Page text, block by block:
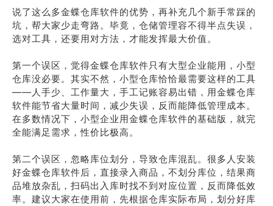
说了这么多金蝶仓库软件的优势，再补充几个新手常踩的
坑，帮大家少走弯路。毕竟，仓储管理容不得半点失误，
选对工具，还要用对方法，才能发挥最大价值。
第一个误区，觉得金蝶仓库软件只有大型企业能用，小型
仓库没必要。其实不然，小型仓库恰恰最需要这样的工具
——人手少、工作量大，手工记账容易出错，用金蝶仓库
软件能节省大量时间，减少失误，反而能降低管理成本。
在多数情况下，小型企业用金蝶仓库软件的基础版，就完
全能满足需求，性价比极高。
第二个误区，忽略库位划分，导致仓库混乱。很多人安装
好金蝶仓库软件后，直接录入商品，不划分库位，结果商
品堆放杂乱，扫码出入库时找不到对应位置，反而降低效
率。建议大家在使用前，先根据仓库实际布局，划分好库